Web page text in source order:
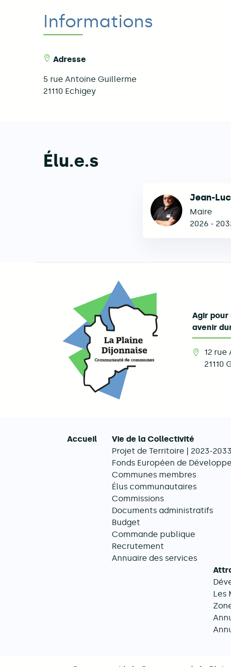
Informations
Adresse
5 rue Antoine Guillerme
21110 Echigey
Élu.e.s
Jean-
Maire
2026 -
Agir
avenir
12 rue
21110
Navigation principale
Accueil
Vie de la Collectivité
Projet de Territoire | 2023-2033
Fonds Européen de
Communes membres
Élus communautaires
Commissions
Documents administratifs
Budget
Commande publique
Recrutement
Annuaire des services
Les